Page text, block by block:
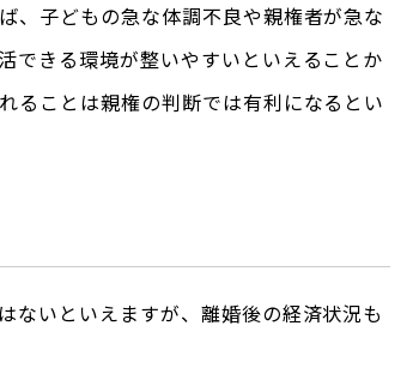
、子どもの急な体調不良や親権者が急な
できる環境が整いやすいといえることか
ることは親権の判断では有利になるとい
ないといえますが、離婚後の経済状況も